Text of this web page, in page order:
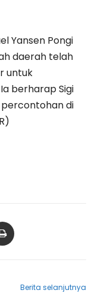
Yansen Pongi
daerah telah
untuk
berharap Sigi
di
Berita selanjutnya